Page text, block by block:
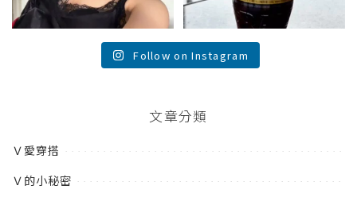
Follow on Instagram
文章分類
Ｖ愛穿搭
Ｖ的小秘密